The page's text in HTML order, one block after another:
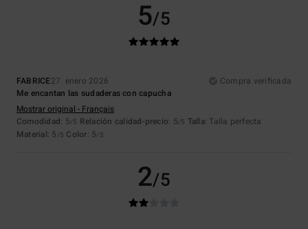
5/5
FABRICE27. enero 2026
Compra verificada
Me encantan las sudaderas con capucha
Mostrar original - Français
Comodidad: 5/5 Relación calidad-precio: 5/5 Talla: Talla perfecta
Material: 5 /5 Color: 5/5
2/5